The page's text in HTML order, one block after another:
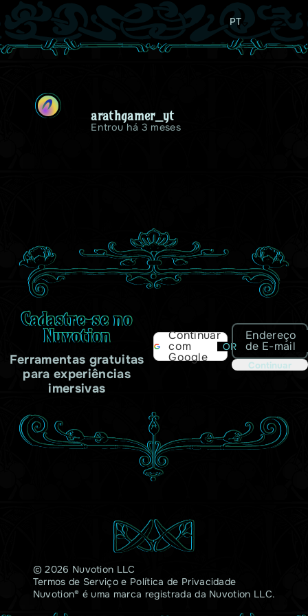
PT
A
arathgamer_yt
Entrou há 3 meses
Cadastre-se no
Nuvotion
Ferramentas gratuitas
para experiências
imersivas
Continuar
com
Google
OR
Endereço
de E-mail
Continuar
© 2026 Nuvotion LLC
Termos de Serviço e Política de Privacidade
Nuvotion® é uma marca registrada da Nuvotion LLC.